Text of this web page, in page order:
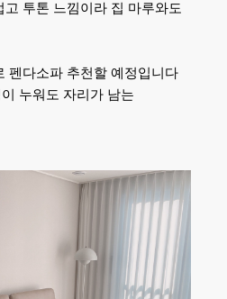
투톤 느낌이라 집 마루와도
펜다소파 추천할 예정입니다
누워도 자리가 남는